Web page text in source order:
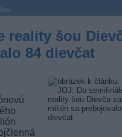
reality šou
84 dievčat